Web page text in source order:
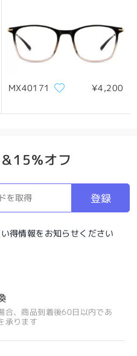
MX40171 ¥4,200
15％オフ
登録
得情報をお知らせください
合、商品到着後60日以内であ
承ります